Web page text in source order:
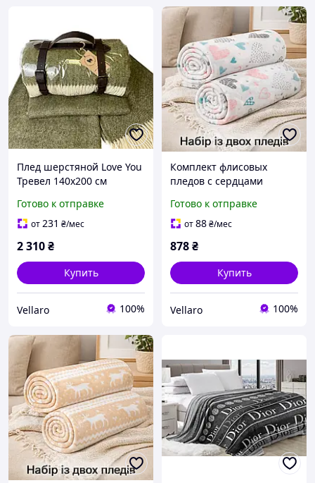
Плед шерстяной Love You
Тревел 140x200 см
дома и путешествий с
ремнем (6032P)
Готово к отправке
от231 ₴/мес
2 310₴
Купить
Vellaro 100%
Комплект флисовых
пледов с сердцами
уюта и тепла
Готово к отправке
от88₴/мес
878₴
Купить
Vellaro 100%